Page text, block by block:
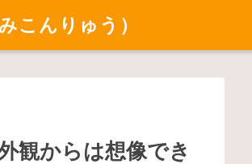
こんりゅう）
観からは想像でき